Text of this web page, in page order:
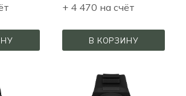
+ 4 470 на счёт
В КОРЗИНУ